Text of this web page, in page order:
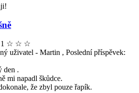
☆ ☆ ☆
uživatel - Martin , Poslední příspěvek:
den .
mi napadl škůdce.
že zbyl pouze řapík.